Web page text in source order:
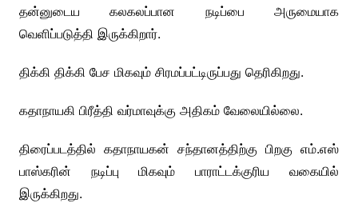
தன்னுடைய கலகலப்பான நடிப்பை அருமையாக
வெளிப்படுத்தி இருக்கிறார்.
திக்கி திக்கி பேச மிகவும் சிரமப்பட்டிருப்பது தெரிகிறது.
கதாநாயகி பிரீத்தி வர்மாவுக்கு அதிகம் வேலையில்லை.
திரைப்படத்தில் கதாநாயகன் சந்தானத்திற்கு பிறகு எம்.எஸ்
பாஸ்கரின் நடிப்பு மிகவும் பாராட்டக்குரிய வகையில்
இருக்கிறது.